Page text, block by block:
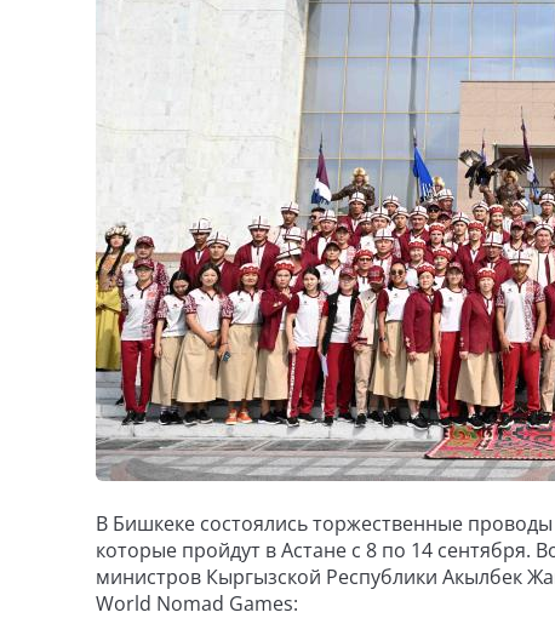
В Бишкеке состоялись торжественные
которые пройдут в Астане с 8 по 14
министров Кыргызской Республики Акылбек
World Nomad Games: